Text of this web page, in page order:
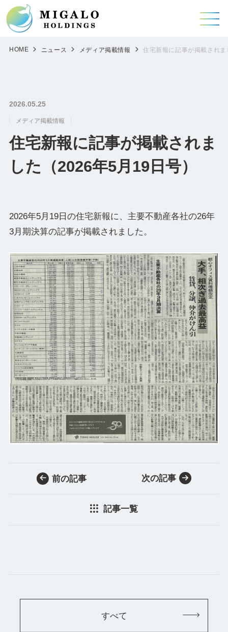
HOME ニュース メディア掲載情報 住宅新報に記事が掲載され
2026.05.25
メディア掲載情報
住宅新報に記事が掲載されま
した（2026年5月19日号）
2026年5月19日の住宅新報に、主要不動産各社の26年
3月期決算の記事が掲載されました。
前の記事
記事一覧
次の記事
すべて